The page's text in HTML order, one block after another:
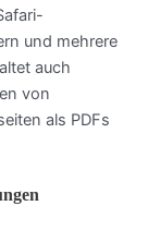
und mehrere
auch
von
als PDFs